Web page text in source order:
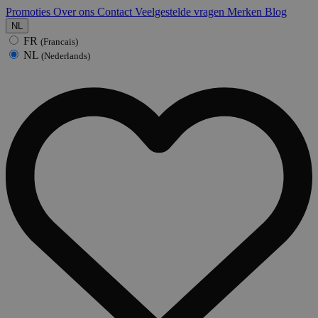
Promoties Over ons Contact Veelgestelde vragen Merken Blog
NL
FR (Francais)
NL (Nederlands)